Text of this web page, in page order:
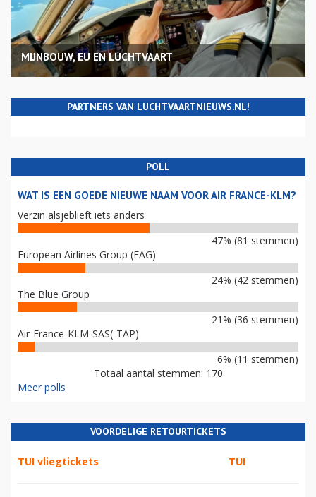
MIJNBOUW, EU EN LUCHTVAART
PARTNERS VAN LUCHTVAARTNIEUWS.NL!
POLL
WAT IS EEN GOEDE NIEUWE NAAM VOOR AIR FRANCE-KLM?
Verzin alsjeblieft iets anders
47% (81 stemmen)
European Airlines Group (EAG)
24% (42 stemmen)
The Blue Group
21% (36 stemmen)
Air-France-KLM-SAS(-TAP)
6% (11 stemmen)
Totaal aantal stemmen: 170
Meer polls
VOORDELIGE RETOURTICKETS
TUI vliegtickets TUI